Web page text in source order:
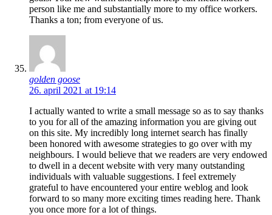
person like me and substantially more to my office workers.
Thanks a ton; from everyone of us.
golden goose
26. april 2021 at 19:14
I actually wanted to write a small message so as to say thanks
to you for all of the amazing information you are giving out
on this site. My incredibly long internet search has finally
been honored with awesome strategies to go over with my
neighbours. I would believe that we readers are very endowed
to dwell in a decent website with very many outstanding
individuals with valuable suggestions. I feel extremely
grateful to have encountered your entire weblog and look
forward to so many more exciting times reading here. Thank
you once more for a lot of things.